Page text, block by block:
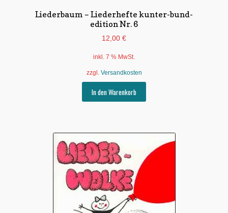
Liederbaum – Liederhefte kunter-bund-
edition Nr. 6
12,00 €
inkl. 7 % MwSt.
zzgl. Versandkosten
In den Warenkorb